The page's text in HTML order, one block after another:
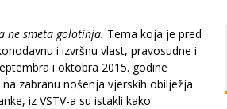
ne smeta golotinja. Tema koja je pred
i izvršnu vlast, pravosudne i
i oktobra 2015. godine
zabranu nošenja vjerskih obilježja
iz VSTV-a su istakli kako